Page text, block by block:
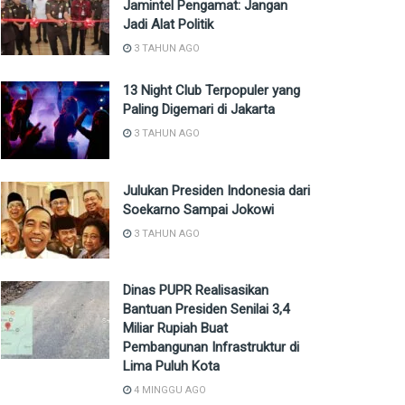
Jamintel Pengamat: Jangan
Jadi Alat Politik
3 TAHUN AGO
13 Night Club Terpopuler yang
Paling Digemari di Jakarta
3 TAHUN AGO
Julukan Presiden Indonesia dari
Soekarno Sampai Jokowi
3 TAHUN AGO
Dinas PUPR Realisasikan
Bantuan Presiden Senilai 3,4
Miliar Rupiah Buat
Pembangunan Infrastruktur di
Lima Puluh Kota
4 MINGGU AGO